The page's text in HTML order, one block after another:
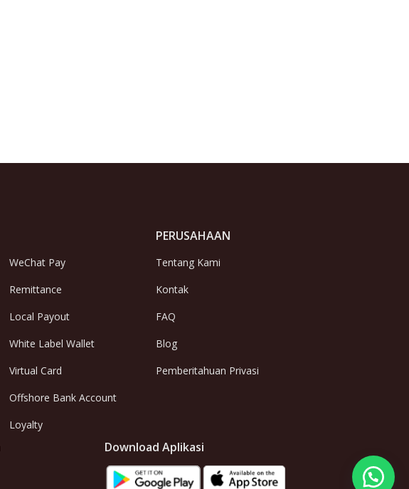
WeChat Pay
Remittance
Local Payout
White Label Wallet
Virtual Card
Offshore Bank Account
Loyalty
PERUSAHAAN
Tentang Kami
Kontak
FAQ
Blog
Pemberitahuan Privasi
Download Aplikasi